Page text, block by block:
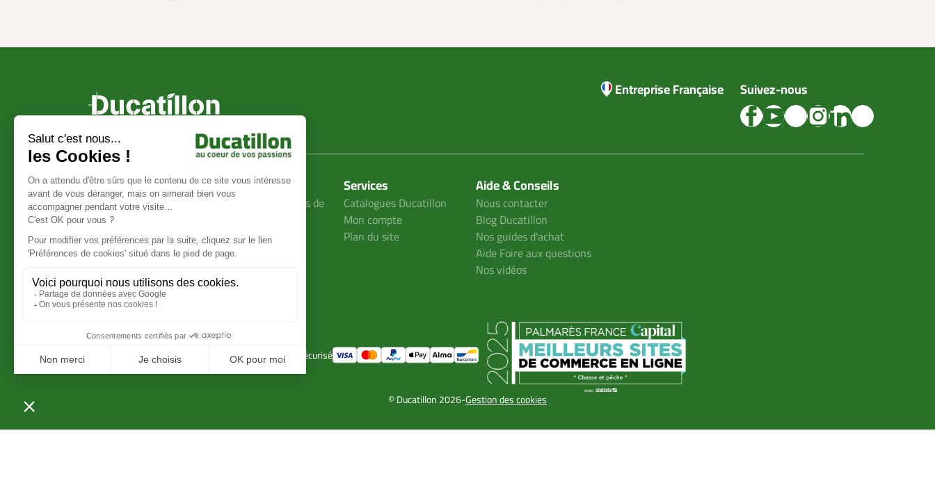
Entreprise Française Suivez-nous
Ducatillon
La société Ducatillon
Mentions légales
Protection des données
Showroom Ducatillon
Ducatillon
Achat en ligne
Conditions générales de
Livraison et frais de
transport
ducatillon.com
Services
Catalogues Ducatillon
Mon compte
Plan du site
Aide & Conseils
Nous contacter
Blog Ducatillon
Nos guides d'achat
Aide Foire aux questions
Nos vidéos
Paiement sécurisé
© Ducatillon 2026-Gestion des cookies